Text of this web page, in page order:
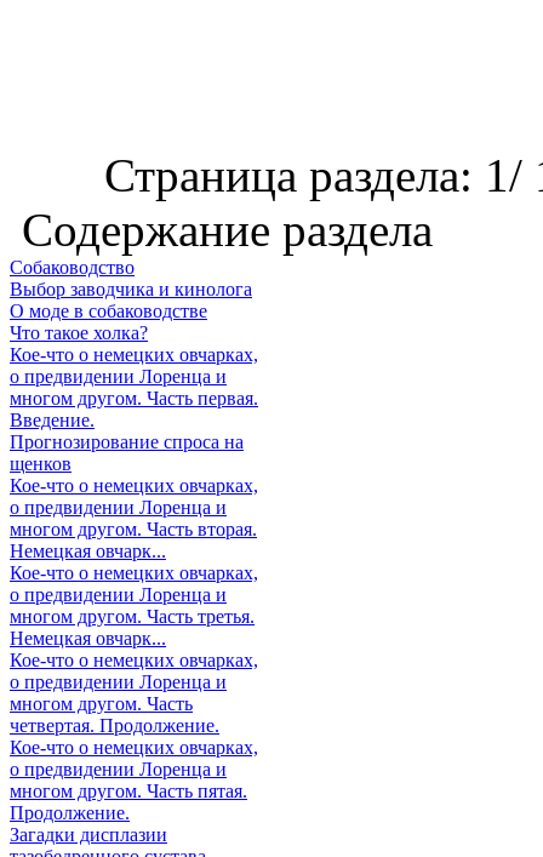
Страница раздела:
Содержание раздела
Собаководство
Выбор заводчика и кинолога
О моде в собаководстве
Что такое холка?
Кое-что о немецких овчарках,
о предвидении Лоренца и
многом другом. Часть первая.
Введение.
Прогнозирование спроса на
щенков
Кое-что о немецких овчарках,
о предвидении Лоренца и
многом другом. Часть вторая.
Немецкая овчарк...
Кое-что о немецких овчарках,
о предвидении Лоренца и
многом другом. Часть третья.
Немецкая овчарк...
Кое-что о немецких овчарках,
о предвидении Лоренца и
многом другом. Часть
четвертая. Продолжение.
Кое-что о немецких овчарках,
о предвидении Лоренца и
многом другом. Часть пятая.
Продолжение.
Загадки дисплазии